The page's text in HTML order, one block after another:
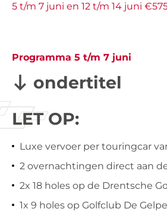
5 t/m 7 juni en 12 t/m 14 juni
Programma 5 t/m 7 juni
ondertitel
LET OP:
Luxe vervoer per touringcar
2 overnachtingen direct aan
2x 18 holes op de Drentsche
1x 9 holes op Golfclub De